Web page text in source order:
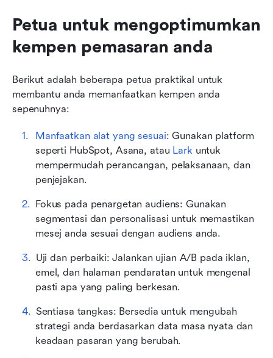
Petua untuk mengoptimumkan
kempen pemasaran anda
Berikut adalah beberapa petua praktikal untuk
membantu anda memanfaatkan kempen anda
sepenuhnya:
Manfaatkan alat yang sesuai: Gunakan platform
seperti HubSpot, Asana, atau Lark untuk
mempermudah perancangan, pelaksanaan, dan
penjejakan.
Fokus pada penargetan audiens: Gunakan
segmentasi dan personalisasi untuk memastikan
mesej anda sesuai dengan audiens anda.
Uji dan perbaiki: Jalankan ujian A/B pada iklan,
emel, dan halaman pendaratan untuk mengenal
pasti apa yang paling berkesan.
Sentiasa tangkas: Bersedia untuk mengubah
strategi anda berdasarkan data masa nyata dan
keadaan pasaran yang berubah.